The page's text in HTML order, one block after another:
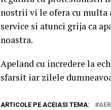
nostrii vi le ofera cu
service si atunci grija ca
noastra.
Apeland cu incredere la
sfarsit iar zilele
ARTICOLE PE ACEIASI TEMA: AER